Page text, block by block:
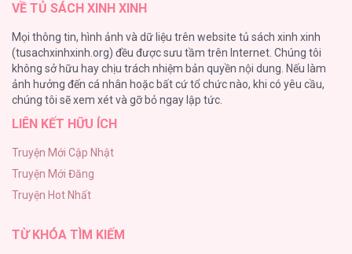
116
Làm vị cứu tinh thật dễ dàng
113
|END| Định Tên Mối Quan Hệ
Phạm Luật
106
VỀ TỦ SÁCH XINH XINH
Mọi thông tin, hình ảnh và dữ liệu trên website tủ sách xinh xinh
(tusachxinhxinh.org) đều được sưu tầm trên Internet. Chúng tôi
không sở hữu hay chịu trách nhiệm bản quyền nội dung. Nếu làm
ảnh hưởng đến cá nhân hoặc bất cứ tổ chức nào, khi có yêu cầu,
chúng tôi sẽ xem xét và gỡ bỏ ngay lập tức.
LIÊN KẾT HỮU ÍCH
Truyện Mới Cập Nhật
Truyện Mới Đăng
Truyện Hot Nhất
TỪ KHÓA TÌM KIẾM